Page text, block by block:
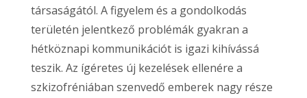
társaságától. A figyelem és a gondolkodás
területén jelentkező problémák gyakran a
hétköznapi kommunikációt is igazi kihívássá
teszik. Az ígéretes új kezelések ellenére a
szkizofréniában szenvedő emberek nagy része